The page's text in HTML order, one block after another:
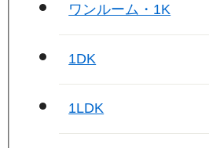
ワンルーム・1K
1DK
1LDK